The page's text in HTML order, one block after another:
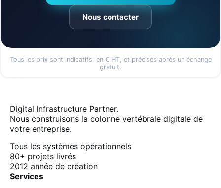
Nous contacter
Tous les prix sont indicatifs, en € HT, et précisés après un échange
gratuit.
Digital Infrastructure Partner.
Nous construisons la colonne vertébrale digitale de
votre entreprise.
Tous les systèmes opérationnels
80+ projets livrés
2012 année de création
Services